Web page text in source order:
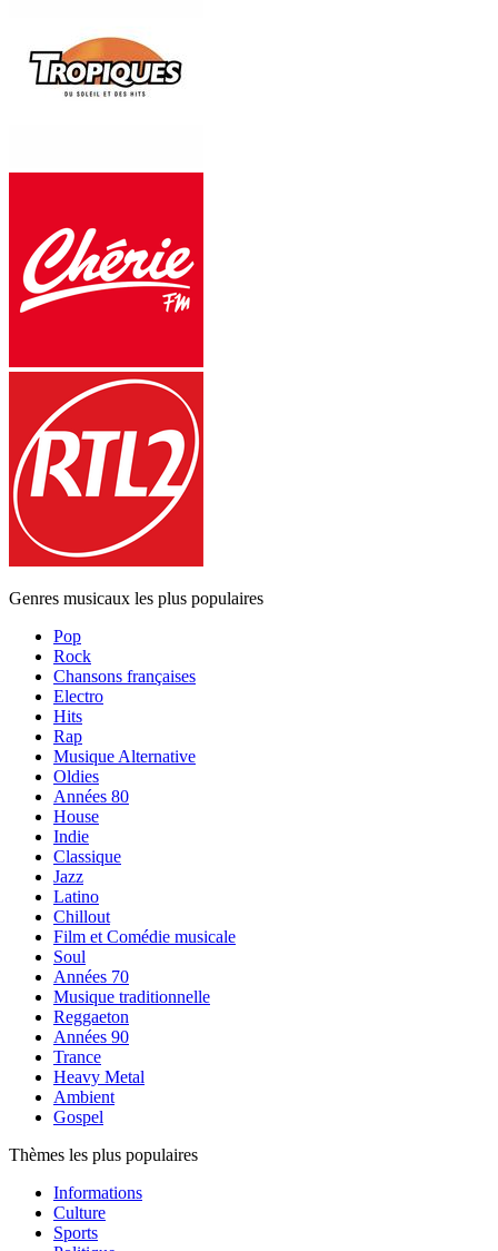
Genres musicaux les plus populaires
Pop
Rock
Chansons françaises
Electro
Hits
Rap
Musique Alternative
Oldies
Années 80
House
Indie
Classique
Jazz
Latino
Chillout
Film et Comédie musicale
Soul
Années 70
Musique traditionnelle
Reggaeton
Années 90
Trance
Heavy Metal
Ambient
Gospel
Thèmes les plus populaires
Informations
Culture
Sports